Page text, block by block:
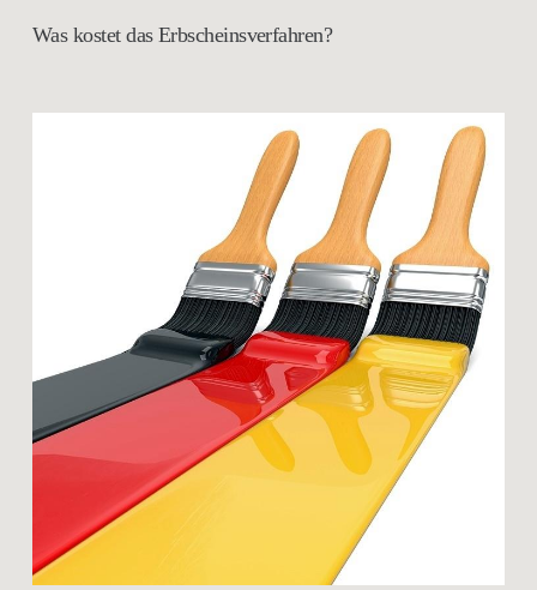
Was kostet das Erbscheinsverfahren?